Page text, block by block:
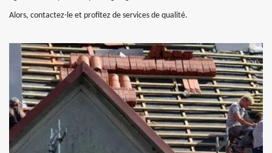
Alors, contactez-le et profitez de services de qualité.